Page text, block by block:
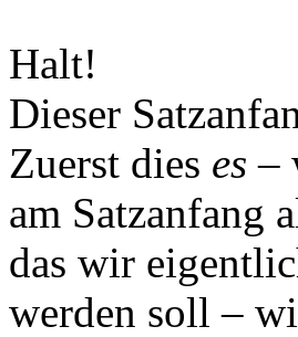
Halt!
Dieser
Zuerst dies es –
am Satzanfang
das wir
werden soll –